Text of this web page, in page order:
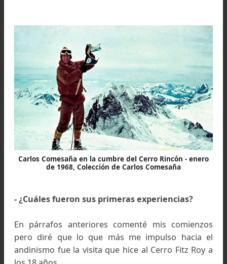
Carlos Comesaña en el ultimo largo debajo de la
Colección de Carlos Comesaña